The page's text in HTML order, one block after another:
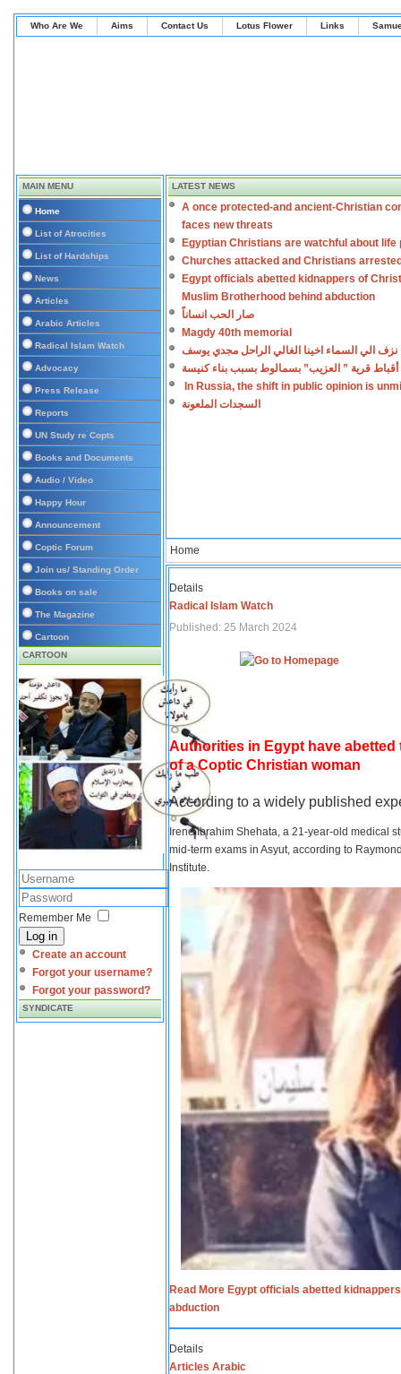
Who Are We Aims Contact Us Lotus Flower Links
MAIN MENU
Home
List of Atrocities
List of Hardships
News
Articles
Arabic Articles
Radical Islam Watch
Advocacy
Press Release
Reports
UN Study re Copts
Books and Documents
Audio / Video
Happy Hour
Announcement
Coptic Forum
Join us/ Standing Order
Books on sale
The Magazine
Cartoon
CARTOON
Remember Me
Log in
Create an account
Forgot your username?
Forgot your password?
SYNDICATE
LATEST NEWS
A once protected-and ancient-Christian
faces new threats
Egyptian Christians are watchful about life
Churches attacked and Christians
Egypt officials abetted kidnappers of
Muslim Brotherhood behind abduction
صار الحب انساناً
Magdy 40th memorial
نزف الي السماء اخينا الغالي الراحل مجدي يوسف
أقباط قرية ” العزيب” بسمالوط بسبب بناء كنيسة
In Russia, the shift in public opinion is
السجدات الملعونة
Home
Details
Radical Islam Watch
Published: 25 March 2024
Authorities in Egypt have
of a Coptic Christian woman
According to a widely published
Irene Ibrahim Shehata, a 21-year-old medical
mid-term exams in Asyut, according to
Institute.
Read More Egypt officials abetted
abduction
Details
Articles Arabic